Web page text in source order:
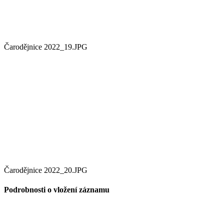
Čarodějnice 2022_19.JPG
Čarodějnice 2022_20.JPG
Podrobnosti o vložení záznamu